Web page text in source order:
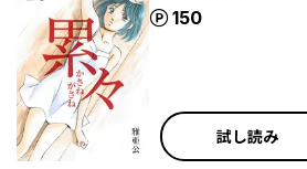
150
ポイント
試し読み